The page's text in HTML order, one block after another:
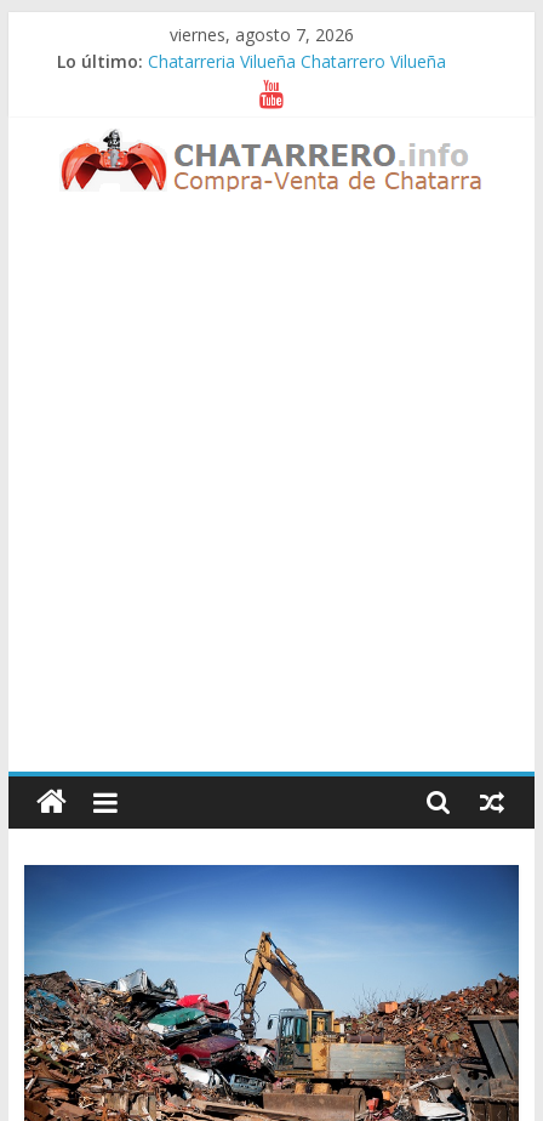
viernes, agosto 7, 2026
Lo último: Chatarreria Vilueña Chatarrero Vilueña
Chatarreria Zuera Chatarrero Zuera
Chatarreria Zaragoza Chatarrero Zaragoza
Chatarreria Zaida Chatarrero Zaida
Chatarreria Vistabella Chatarrero Vistabella
Chatarreros
–
Precio
de
Chatarra
Directorio